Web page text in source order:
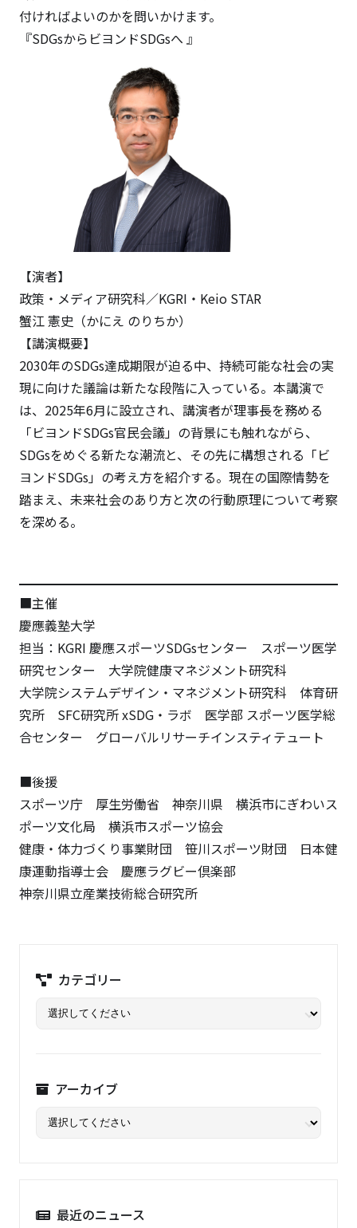
付ければよいのかを問いかけます。
『SDGsからビヨンドSDGsへ 』
【演者】
政策・メディア研究科／KGRI・Keio STAR
蟹江 憲史（かにえ のりちか）
【講演概要】
2030年のSDGs達成期限が迫る中、持続可能な社会の実
現に向けた議論は新たな段階に入っている。本講演で
は、2025年6月に設立され、講演者が理事長を務める
「ビヨンドSDGs官民会議」の背景にも触れながら、
SDGsをめぐる新たな潮流と、その先に構想される「ビ
ヨンドSDGs」の考え方を紹介する。現在の国際情勢を
踏まえ、未来社会のあり方と次の行動原理について考察
を深める。
■主催
慶應義塾大学
担当：KGRI 慶應スポーツSDGsセンター スポーツ医学
研究センター 大学院健康マネジメント研究科
大学院システムデザイン・マネジメント研究科 体育研
究所 SFC研究所 xSDG・ラボ 医学部 スポーツ医学総
合センター グローバルリサーチインスティテュート
■後援
スポーツ庁 厚生労働省 神奈川県 横浜市にぎわいス
ポーツ文化局 横浜市スポーツ協会
健康・体力づくり事業財団 笹川スポーツ財団 日本健
康運動指導士会 慶應ラグビー倶楽部
神奈川県立産業技術総合研究所
カテゴリー
アーカイブ
最近のニュース